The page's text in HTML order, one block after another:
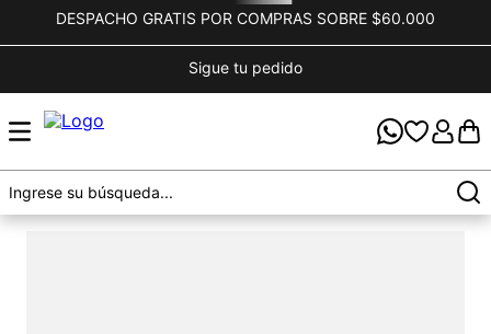
DESPACHO GRATIS POR COMPRAS SOBRE $60.000
Sigue tu pedido